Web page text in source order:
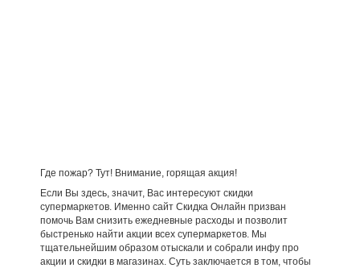
Где пожар? Тут! Внимание, горящая акция!
Если Вы здесь, значит, Вас интересуют скидки
супермаркетов. Именно сайт Скидка Онлайн призван
помочь Вам снизить ежедневные расходы и позволит
быстренько найти акции всех супермаркетов. Мы
тщательнейшим образом отыскали и собрали инфу про
акции и скидки в магазинах. Суть заключается в том, чтобы